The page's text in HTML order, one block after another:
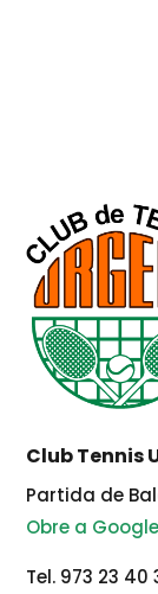
Club Tennis
Partida de
Obre a
Tel. 973 23 40